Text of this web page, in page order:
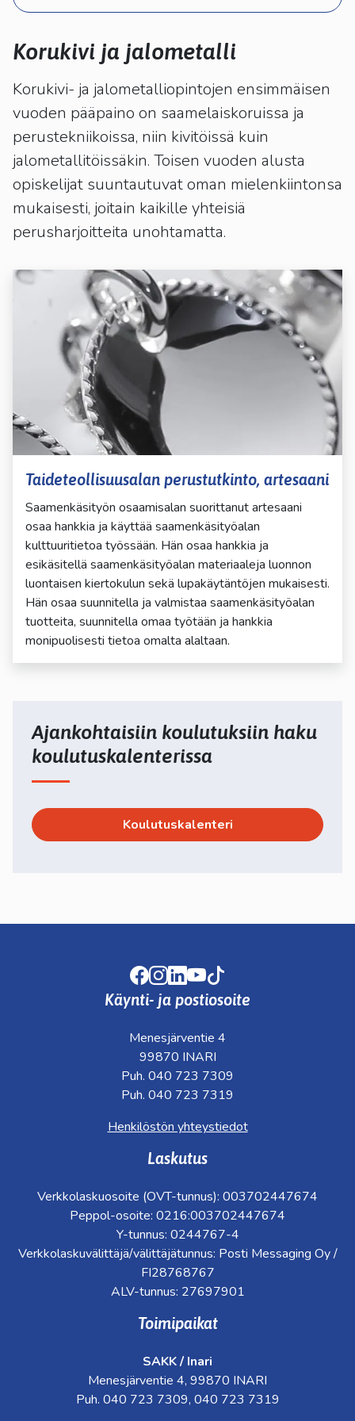
pyyhkäisyliikkeitä.
Korukivi ja jalometalli
Korukivi- ja jalometalliopintojen ensimmäisen
vuoden pääpaino on saamelaiskoruissa ja
perustekniikoissa, niin kivitöissä kuin
jalometallitöissäkin. Toisen vuoden alusta
opiskelijat suuntautuvat oman mielenkiintonsa
mukaisesti, joitain kaikille yhteisiä
perusharjoitteita unohtamatta.
Taideteollisuusalan perustutkinto, artesaani
Saamenkäsityön osaamisalan suorittanut artesaani
osaa hankkia ja käyttää saamenkäsityöalan
kulttuuritietoa työssään. Hän osaa hankkia ja
esikäsitellä saamenkäsityöalan materiaaleja luonnon
luontaisen kiertokulun sekä lupakäytäntöjen mukaisesti.
Hän osaa suunnitella ja valmistaa saamenkäsityöalan
tuotteita, suunnitella omaa työtään ja hankkia
monipuolisesti tietoa omalta alaltaan.
Ajankohtaisiin koulutuksiin haku
koulutuskalenterissa
Koulutuskalenteri
Facebook
Instagram
LinkedIn
Youtube
Käynti- ja postiosoite
Menesjärventie 4
99870 INARI
Puh. 040 723 7309
Puh. 040 723 7319
Henkilöstön yhteystiedot
Laskutus
Verkkolaskuosoite (OVT-tunnus): 003702447674
Peppol-osoite: 0216:003702447674
Y-tunnus: 0244767-4
Verkkolaskuvälittäjä/välittäjätunnus: Posti Messaging Oy /
FI28768767
ALV-tunnus: 27697901
Toimipaikat
SAKK / Inari
Menesjärventie 4, 99870 INARI
Puh. 040 723 7309, 040 723 7319